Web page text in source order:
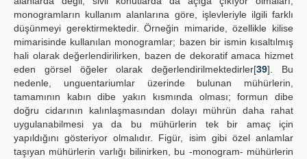
monogramların kullanım alanlarına göre, işlevleriyle ilgili farklı
düşünmeyi gerektirmektedir. Örneğin mimaride, özellikle kilise
mimarisinde kullanılan monogramlar; bazen bir ismin kısaltılmış
hali olarak değerlendirilirken, bazen de dekoratif amaca hizmet
eden görsel öğeler olarak değerlendirilmektedirler[39]. Bu
nedenle, unguentariumlar üzerinde bulunan mühürlerin,
tamamının kabın dibe yakın kısmında olması; formun dibe
doğru cidarının kalınlaşmasından dolayı mührün daha rahat
uygulanabilmesi ya da bu mühürlerin tek bir amaç için
yapıldığını gösteriyor olmalıdır. Figür, isim gibi özel anlamlar
taşıyan mühürlerin varlığı bilinirken, bu -monogram- mühürlerin